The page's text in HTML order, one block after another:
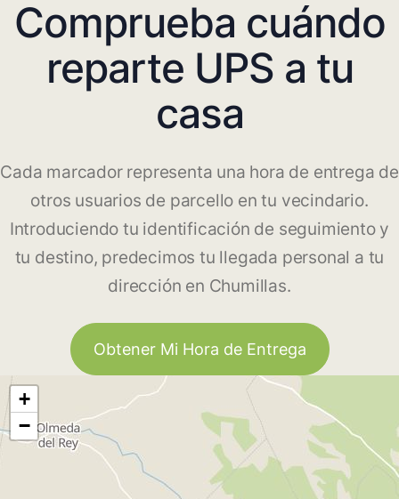
Comprueba cuándo
reparte UPS a tu
casa
Cada marcador representa una hora de entrega de
otros usuarios de parcello en tu vecindario.
Introduciendo tu identificación de seguimiento y
tu destino, predecimos tu llegada personal a tu
dirección en Chumillas.
Obtener Mi Hora de Entrega
+
−